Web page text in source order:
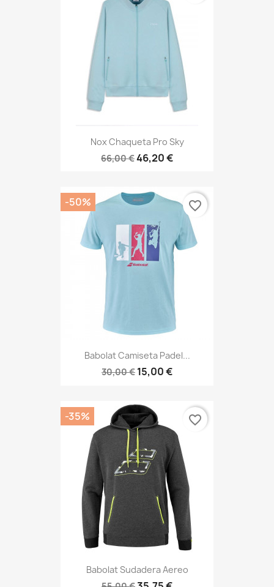
Nox Chaqueta Pro Sky
66,00 €46,20 €
Babolat Camiseta Padel...
30,00 € 15,00 €
-50% favorite_border
Babolat Sudadera Aereo
-35% favorite_border